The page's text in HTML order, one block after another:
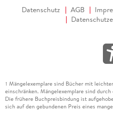
Datenschutz AGB
1 Mängelexemplare sind Bücher mit
einschränken. Mängelexemplare sind
Die frühere Buchpreisbindung ist
sich auf den gebundenen Preis eines